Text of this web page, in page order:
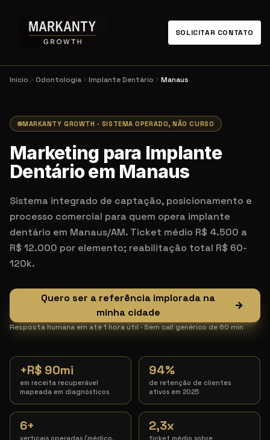
SOLICITAR CONTATO
Início Odontologia Implante Dentário Manaus
MARKANTY GROWTH · SISTEMA OPERADO, NÃO CURSO
Marketing para Implante
Dentário em Manaus
Sistema integrado de captação, posicionamento e
processo comercial para quem opera implante
dentário em Manaus/AM. Ticket médio R$ 4.500 a
R$ 12.000 por elemento; reabilitação total R$ 60-
120k.
Quero ser a referência implorada na
minha cidade
→
Resposta humana em até 1 hora útil · Sem call genérico de 60 min
+R$ 90mi
em receita recuperável
mapeada em diagnósticos
94%
de retenção de clientes
ativos em 2025
6+
verticais operadas (médico,
2,3x
ticket médio sobre